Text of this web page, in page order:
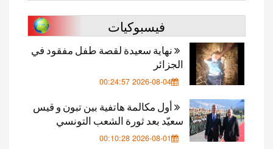
فيسبوكيات
نهاية سعيدة لقصة طفل مفقود في
الجزائر
2026-08-04 00:24:57
أول مكالمة هاتفية بين تبون و قيس
سعيّد بعد ثورة الشعب التونسي
2026-08-01 00:10:28